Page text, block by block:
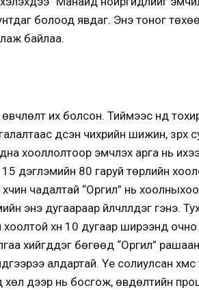
болоод явдаг. Энэ тоног
байлаа.
их болсон. Тиймээс үүнд
үүдсэн чихрийн шижин,
хооллолтоор эмчлэх арга нь
дэглэмийн 80 гаруй төрлийн
хүчин чадалтай “Оргил” нь
энэ дугаараар үйлчлүүлдэг гэнэ.
хүн 10 дугаар ширээнд очно
хийгддэг бөгөөд “Оргил”
алдартай. Үе солиулсан
дээр нь босгож, өвдөлтийн